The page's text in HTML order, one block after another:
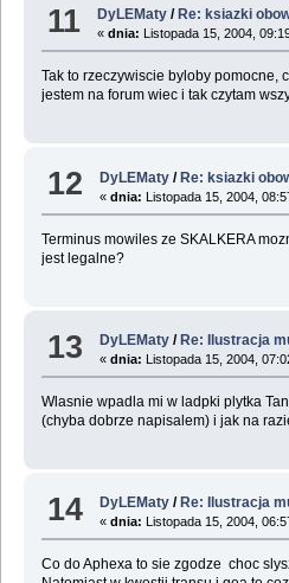
11 DyLEMaty / Re: ksiazki
«dnia: Listopada 15, 2004,
Tak to rzeczywiscie byloby pomocne,
jestem na forum wiec i tak czytam
12 DyLEMaty /Re: ksiazki
«dnia: Listopada 15, 2004,
Terminus mowiles ze SKALKERA
jest legalne?
13 DyLEMaty / Re: Ilustracja
«dnia: Listopada 15, 2004,
Wlasnie wpadla mi w ladpki plytka
(chyba dobrze napisalem) i jak na
14 DyLEMaty / Re: Ilustracja
«dnia: Listopada 15, 2004,
Co do Aphexa to sie zgodze choc